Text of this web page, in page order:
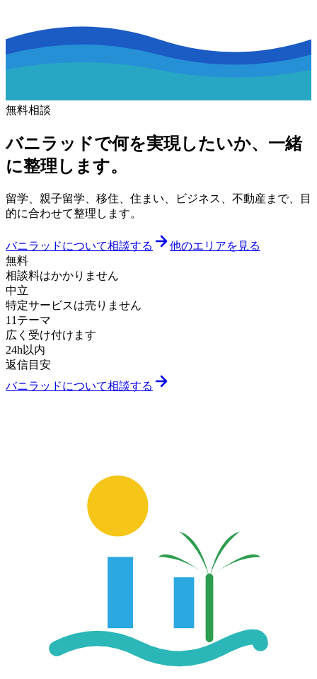
無料相談
バニラッドで何を実現したいか、一緒
に整理します。
留学、親子留学、移住、住まい、ビジネス、不動産まで、目
的に合わせて整理します。
バニラッドについて相談する
他のエリアを見る
無料
相談料はかかりません
中立
特定サービスは売りません
11テーマ
広く受け付けます
24h以内
返信目安
バニラッドについて相談する